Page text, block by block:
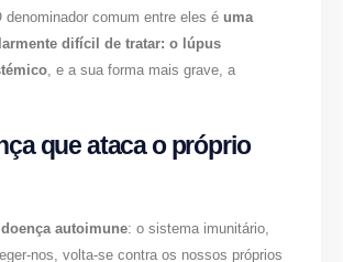
denominador comum entre eles éuma
difícil de tratar: o lúpus
, e a sua forma mais grave, a
que ataca o próprio
autoimune: o sistema imunitário,
nos, volta-se contra os nossos próprios